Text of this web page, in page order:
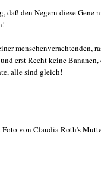
daß den Negern diese Gene
menschenverachtenden,
erst Recht keine Bananen,
alle sind gleich!
Foto von Claudia Roth's